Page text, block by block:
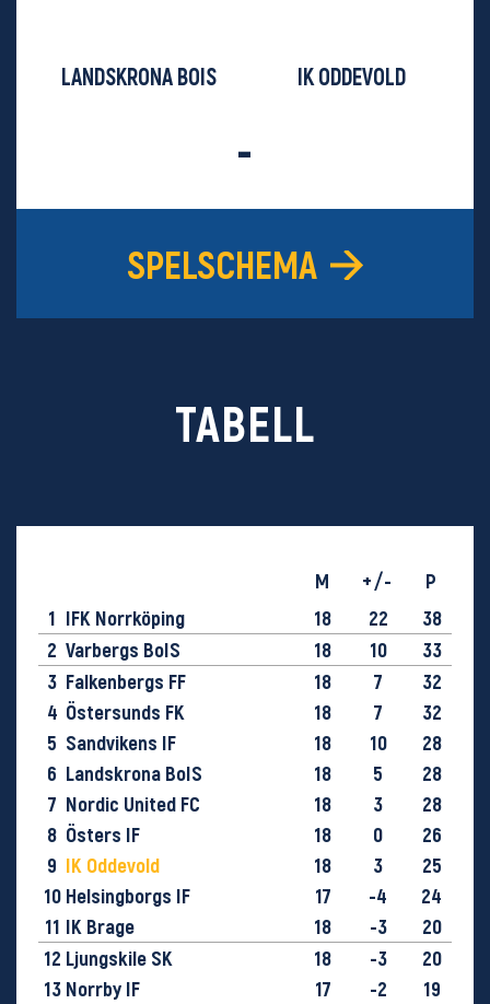
LANDSKRONA BOIS IK ODDEVOLD
-
SPELSCHEMA
TABELL
M +/-
P
1 IFK Norrköping 18 22
38
2 Varbergs BoIS 18 10
33
3 Falkenbergs FF 18 7
32
4 Östersunds FK 18 7
32
5 Sandvikens IF 18 10
28
6 Landskrona BoIS 18 5
28
7 Nordic United FC 18 3
28
8 Östers IF 18 0
26
9 IK Oddevold 18 3
25
10 Helsingborgs IF 17 -4
24
11 IK Brage 18 -3
20
12 Ljungskile SK 18 -3
20
13 Norrby IF 17 -2
19